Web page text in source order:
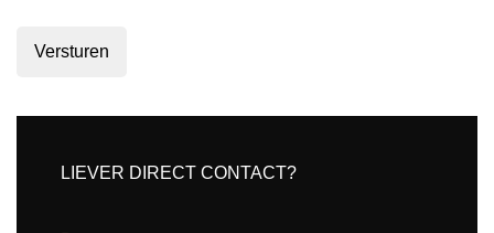
Versturen
LIEVER DIRECT CONTACT?